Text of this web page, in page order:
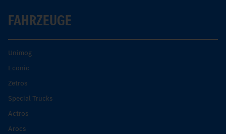
FAHRZEUGE
Unimog
Econic
Zetros
Special Trucks
Actros
Arocs